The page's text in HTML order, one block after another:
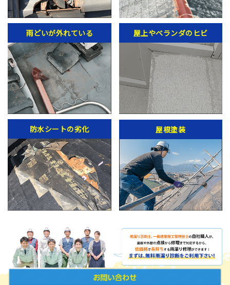
雨どいが外れている 屋上やベランダのヒビ
防水シートの劣化 屋根塗装